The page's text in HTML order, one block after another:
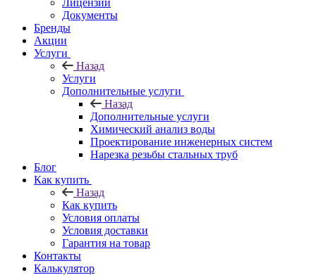
Лицензии
Документы
Бренды
Акции
Услуги
Назад
Услуги
Дополнительные услуги
Назад
Дополнительные услуги
Химический анализ воды
Проектирование инженерных систем
Нарезка резьбы стальных труб
Блог
Как купить
Назад
Как купить
Условия оплаты
Условия доставки
Гарантия на товар
Контакты
Калькулятор